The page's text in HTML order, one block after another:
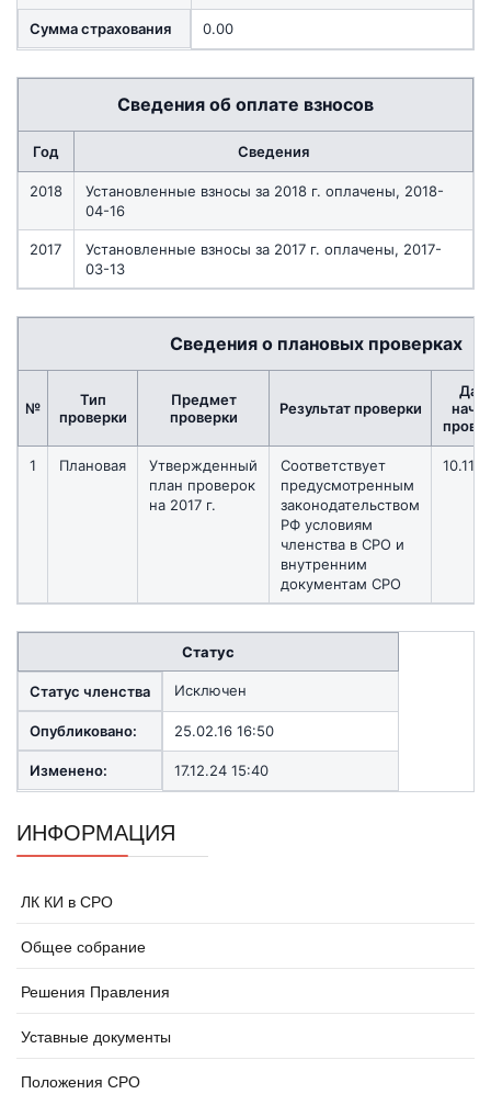
Сумма страхования 0.00
Сведения об оплате взносов
Год Сведения
2018
Установленные взносы за 2018 г. оплачены, 2018-
04-16
2017
Установленные взносы за 2017 г. оплачены, 2017-
03-13
Сведения о плановых проверках
№
Тип
проверки
Предмет
проверки
Результат проверки
1 Плановая
Утвержденный
план проверок
на 2017 г.
Соответствует
предусмотренным
законодательством
РФ условиям
членства в СРО и
внутренним
документам СРО
Статус
Статус членства Исключен
Опубликовано: 25.02.16 16:50
Изменено: 17.12.24 15:40
ИНФОРМАЦИЯ
ЛК КИ в СРО
Общее собрание
Решения Правления
Уставные документы
Положения СРО